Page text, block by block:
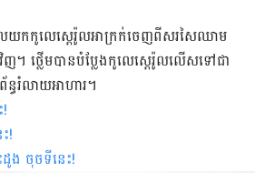
ល​យក​កូលេស្តេរ៉ូល​អាក្រក់​ចេញ​ពី​សរសៃឈាម​
ញ​។ ថ្លើម​បាន​បំប្លែង​កូលេស្តេរ៉ូល​លើស​​ទៅ​ជា
រំលាយ​អាហារ​។​
!
!
ដូង ចុចទីនេះ!